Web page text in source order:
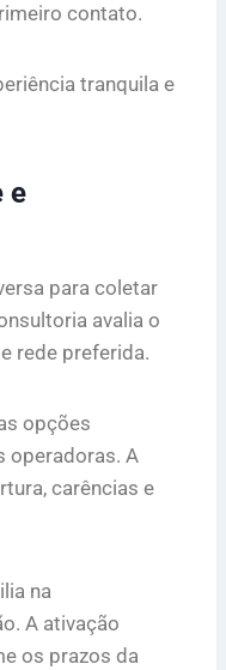
contato.
tranquila e
e
para coletar
avalia o
rede preferida.
opções
operadoras. A
carências e
na
A ativação
os prazos da